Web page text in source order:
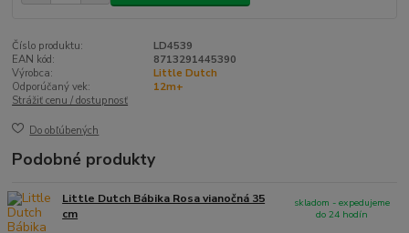
Číslo produktu:
LD4539
EAN kód:
8713291445390
Výrobca:
Little Dutch
Odporúčaný vek:
12m+
Strážiť cenu / dostupnosť
Do obľúbených
Podobné produkty
Little Dutch Bábika Rosa vianočná 35
cm
skladom - expedujeme
do 24 hodín